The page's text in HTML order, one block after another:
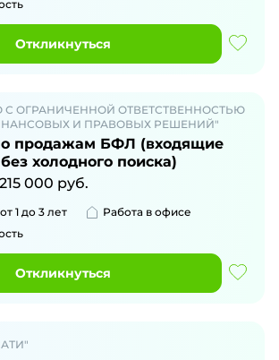
Откликнуться
С ОГРАНИЧЕННОЙ ОТВЕТСТВЕННОСТЬЮ
И ПРАВОВЫХ РЕШЕНИЙ"
продажам БФЛ (входящие
холодного поиска)
215 000 руб.
от 1 до 3 лет
Работа в офисе
Откликнуться